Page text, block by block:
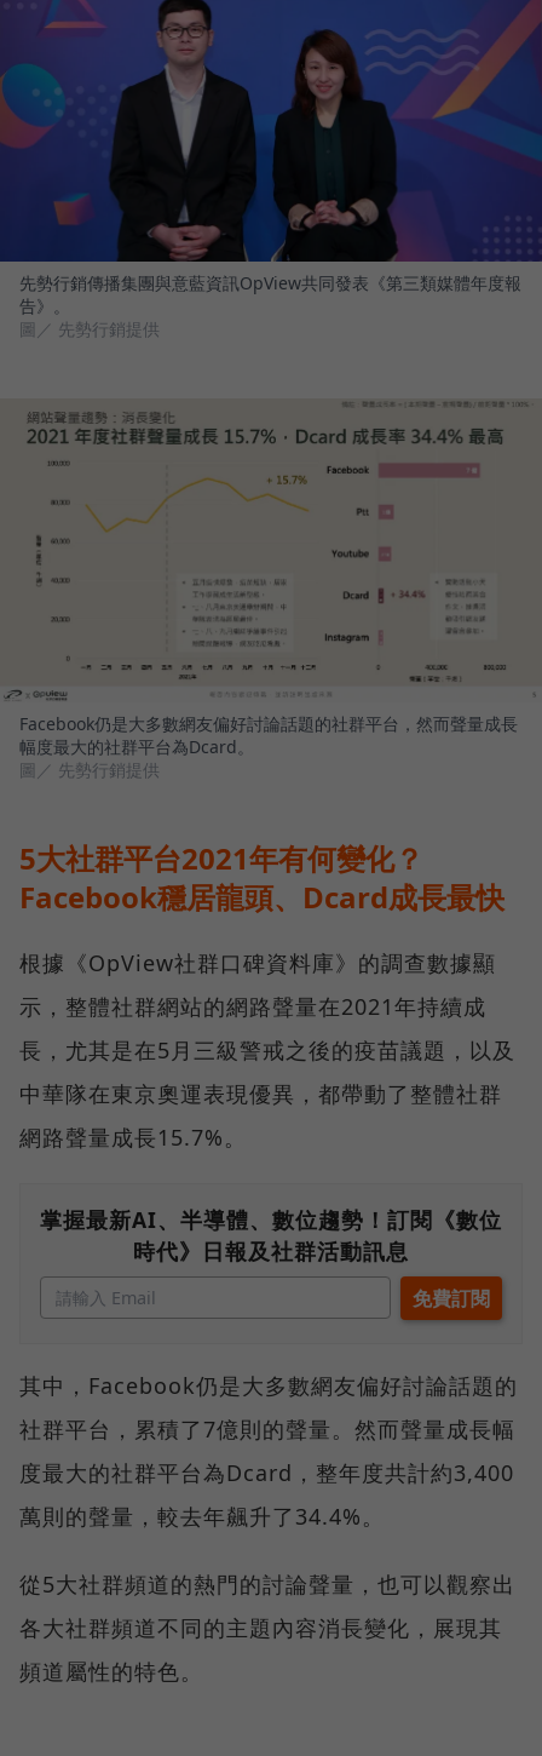
先勢行銷傳播集團與意藍資訊OpView共同發表《第三類媒體年度報
告》。
圖／ 先勢行銷提供
Facebook仍是大多數網友偏好討論話題的社群平台，然而聲量成長
幅度最大的社群平台為Dcard。
圖／ 先勢行銷提供
5大社群平台2021年有何變化？
Facebook穩居龍頭、Dcard成長最快
根據《OpView社群口碑資料庫》的調查數據顯
示，整體社群網站的網路聲量在2021年持續成
長，尤其是在5月三級警戒之後的疫苗議題，以及
中華隊在東京奧運表現優異，都帶動了整體社群
網路聲量成長15.7%。
掌握最新AI、半導體、數位趨勢！訂閱《數位
時代》日報及社群活動訊息
其中，Facebook仍是大多數網友偏好討論話題的
社群平台，累積了7億則的聲量。然而聲量成長幅
度最大的社群平台為Dcard，整年度共計約3,400
萬則的聲量，較去年飆升了34.4%。
從5大社群頻道的熱門的討論聲量，也可以觀察出
各大社群頻道不同的主題內容消長變化，展現其
頻道屬性的特色。